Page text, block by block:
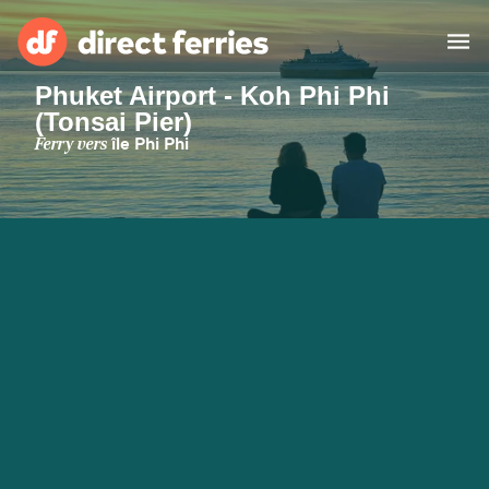
Compagnies de ferry
Pays
Phuket Airport - Koh Phi Phi
(Tonsai Pier)
Ferry versîle Phi Phi